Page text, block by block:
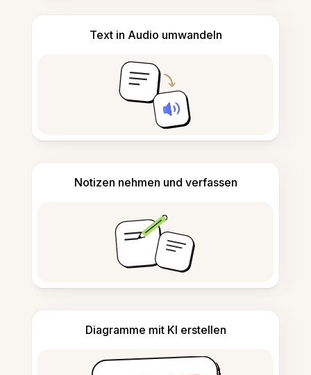
Text in Audio umwandeln
Notizen nehmen und verfassen
Diagramme mit KI erstellen